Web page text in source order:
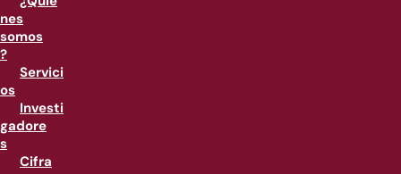
nes
somos
?
Servici
os
Investi
gadore
s
Cifra